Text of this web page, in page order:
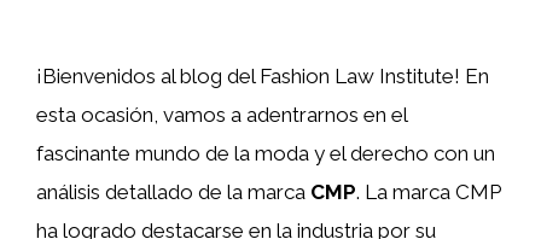
¡Bienvenidos al blog del Fashion Law Institute! En
esta ocasión, vamos a adentrarnos en el
fascinante mundo de la moda y el derecho con un
análisis detallado de la marca CMP. La marca CMP
ha logrado destacarse en la industria por su